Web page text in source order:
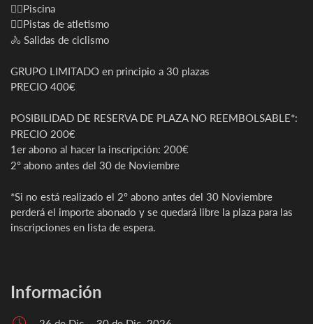
🏊‍♀️Piscina
🏃‍♀Pistas de atletismo
🚴 Salidas de ciclismo
GRUPO LIMITADO en principio a 30 plazas
PRECIO 400€
POSIBILIDAD DE RESERVA DE PLAZA NO REEMBOLSABLE*:
PRECIO 200€
1er abono al hacer la inscripción: 200€
2º abono antes del 30 de Noviembre
*Si no está realizado el 2º abono antes del 30 Noviembre
perderá el importe abonado y se quedará libre la plaza para las
inscripciones en lista de espera.
Información